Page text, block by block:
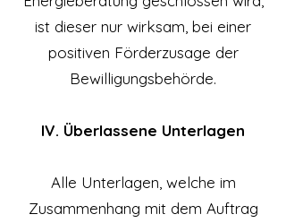
ist dieser nur wirksam, bei einer
positiven Förderzusage der
Bewilligungsbehörde.
IV. Überlassene Unterlagen
Alle Unterlagen, welche im
Zusammenhang mit dem Auftrag